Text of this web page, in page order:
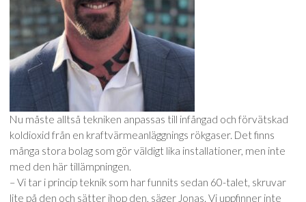
Nu måste alltså tekniken anpassas till infångad och förvätskad
koldioxid från en kraftvärmeanläggnings rökgaser. Det finns
många stora bolag som gör väldigt lika installationer, men inte
med den här tillämpningen.
– Vi tar i princip teknik som har funnits sedan 60-talet, skruvar
lite på den och sätter ihop den, säger Jonas. Vi uppfinner inte